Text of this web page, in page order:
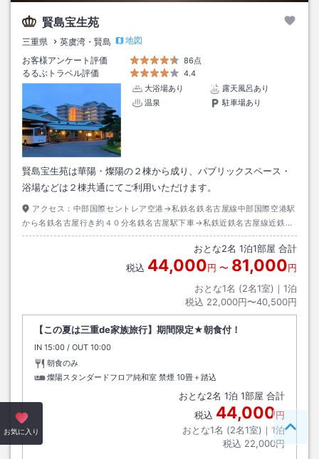
賢島宝生苑
三重県 英虞湾・賢島
地図
お客様アンケート評価
86点
るるぶトラベル評価
4.4
大浴場あり
露天風呂あり
温泉
駐車場あり
賢島宝生苑は華陽・燦陽の２棟から成り、パブリックスペース・
浴場などは２棟共通にてご利用いただけます。
アクセス： 中部国際セントレア空港→私鉄名鉄名古屋線中部国際空港駅
から名鉄名古屋行き約４０分名鉄名古屋駅下車→私鉄近鉄名古屋線近鉄名
古屋駅から賢島行き約１２０分賢島駅下車→徒歩約７分またはタクシー約
おとな2名 1泊1部屋 合計
税込 44,000円 〜 81,000円
おとな1名 (2名1室)｜ 1泊
税込 22,000円〜40,500円
【この夏は三重de家族旅行】期間限定★朝食付！
IN チェックイン
15:00 / OUT チェックアウト
10:00
朝食のみ
燦陽スタンダードフロア純和室 禁煙 10畳＋踏込
おとな2名 1泊 1部屋 合計
税込 44,000円
おとな1名 (2名1室)｜ 1泊
税込 22,000円
お気に入り ペー